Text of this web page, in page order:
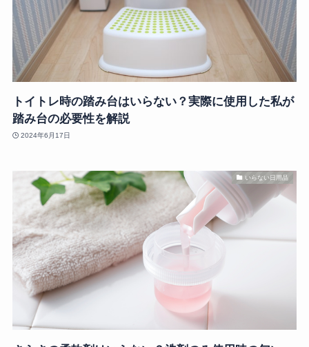
トイトレ時の踏み台はいらない？実際に使用した私が
踏み台の必要性を解説
2024年6月17日
いらない日用品